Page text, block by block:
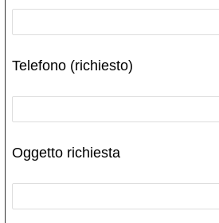
Telefono (richiesto)
Oggetto richiesta